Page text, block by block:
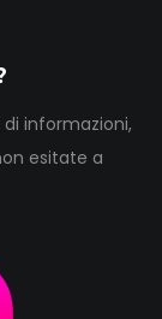
informazioni,
esitate a